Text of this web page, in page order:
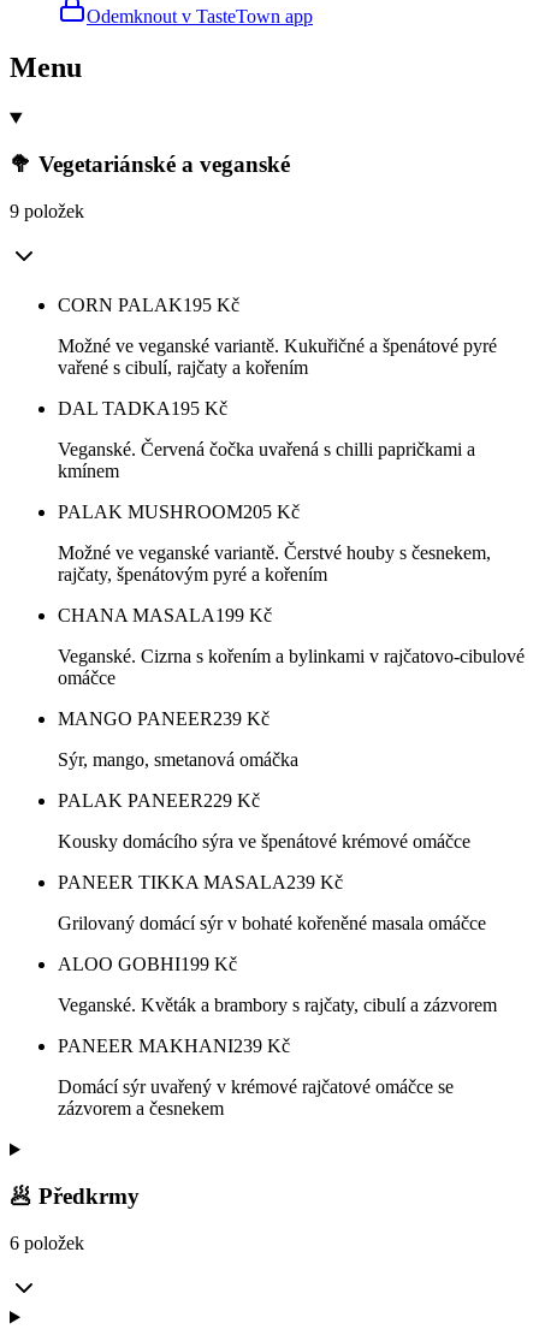
Odemknout v TasteTown app
Menu
🥦 Vegetariánské a veganské
9 položek
CORN PALAK195 Kč
Možné ve veganské variantě. Kukuřičné a špenátové pyré
vařené s cibulí, rajčaty a kořením
DAL TADKA195 Kč
Veganské. Červená čočka uvařená s chilli papričkami a
kmínem
PALAK MUSHROOM205 Kč
Možné ve veganské variantě. Čerstvé houby s česnekem,
rajčaty, špenátovým pyré a kořením
CHANA MASALA199 Kč
Veganské. Cizrna s kořením a bylinkami v rajčatovo-cibulové
omáčce
MANGO PANEER239 Kč
Sýr, mango, smetanová omáčka
PALAK PANEER229 Kč
Kousky domácího sýra ve špenátové krémové omáčce
PANEER TIKKA MASALA239 Kč
Grilovaný domácí sýr v bohaté kořeněné masala omáčce
ALOO GOBHI199 Kč
Veganské. Květák a brambory s rajčaty, cibulí a zázvorem
PANEER MAKHANI239 Kč
Domácí sýr uvařený v krémové rajčatové omáčce se
zázvorem a česnekem
🥟 Předkrmy
6 položek